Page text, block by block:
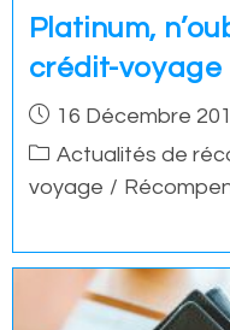
Platinum,
crédit-voyage
Post16 Décembre
PostActualités de
voyage /